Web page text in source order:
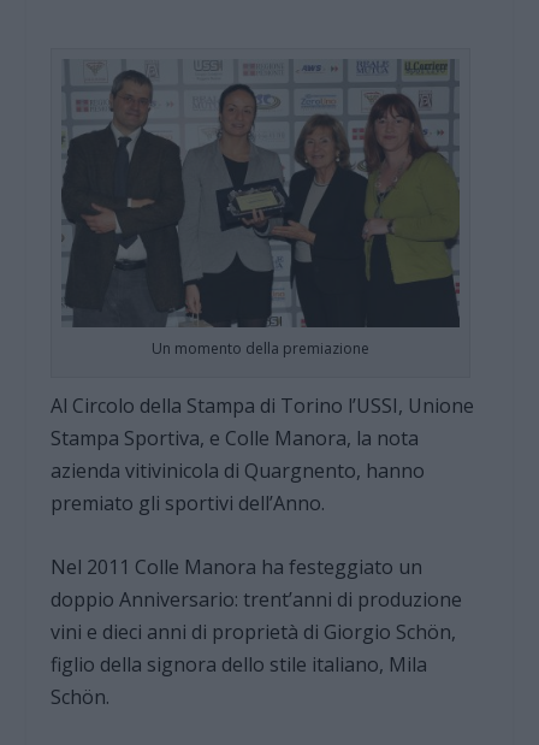
Un momento della premiazione
Al Circolo della Stampa di Torino l’USSI, Unione
Stampa Sportiva, e Colle Manora, la nota
azienda vitivinicola di Quargnento, hanno
premiato gli sportivi dell’Anno.
Nel 2011 Colle Manora ha festeggiato un
doppio Anniversario: trent’anni di produzione
vini e dieci anni di proprietà di Giorgio Schön,
figlio della signora dello stile italiano, Mila
Schön.